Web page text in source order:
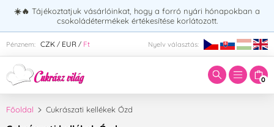
☀️🔥 Tájékoztatjuk vásárlóinkat, hogy a forró nyári hónapokban a
csokoládétermékek értékesítése korlátozott.
Pénznem: CZK / EUR / Ft Nyelv választás:
0
Adja meg a keresett kifejezést:
Főoldal Cukrászati kellékek Ózd